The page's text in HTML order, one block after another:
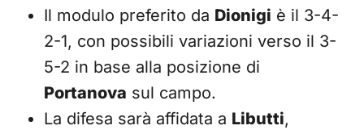
Il modulo preferito da Dionigi è il 3-4-
2-1, con possibili variazioni verso il 3-
5-2 in base alla posizione di
Portanova sul campo.
La difesa sarà affidata a Libutti,